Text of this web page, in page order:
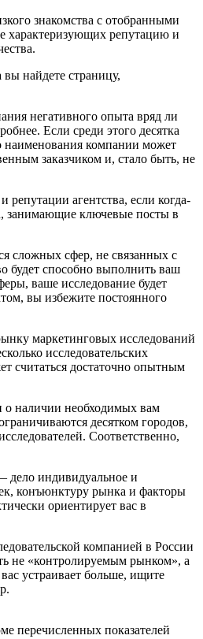
знакомства с отобранными
характеризующих репутацию и
найдете страницу,
негативного опыта вряд ли
Если среди этого десятка
наименования компании может
заказчиком и, стало быть, не
агентства, если когда-
занимающие ключевые посты в
сложных сфер, не связанных с
будет способно выполнить ваш
ваше исследование будет
вы избежите постоянного
маркетинговых исследований
исследовательских
считаться достаточно опытным
о наличии необходимых вам
десятком городов,
Соответственно,
дело индивидуальное и
конъюнктуру рынка и факторы
ориентирует вас в
компанией в России
не «контролируемым рынком», а
устраивает больше, ищите
перечисленных показателей